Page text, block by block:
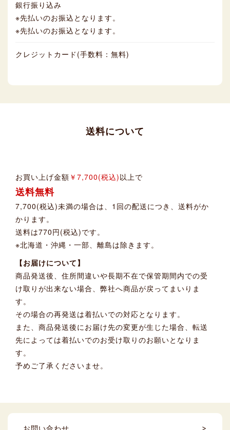
銀行振り込み
※先払いのお振込となります。
※先払いのお振込となります。
クレジットカード(手数料：無料)
送料について
お買い上げ金額 ￥7,700(税込)以上で
送料無料
7,700(税込)未満の場合は、1回の配送につき、送料がか
かります。
送料は770円(税込)です。
※北海道・沖縄・一部、離島は除きます。
【お届けについて】
商品発送後、住所間違いや長期不在で保管期間内での受
け取りが出来ない場合、弊社へ商品が戻ってまいりま
す。
その場合の再発送は着払いでの対応となります。
また、商品発送後にお届け先の変更が生じた場合、転送
先によっては着払いでのお受け取りのお願いとなりま
す。
予めご了承くださいませ。
お問い合わせ